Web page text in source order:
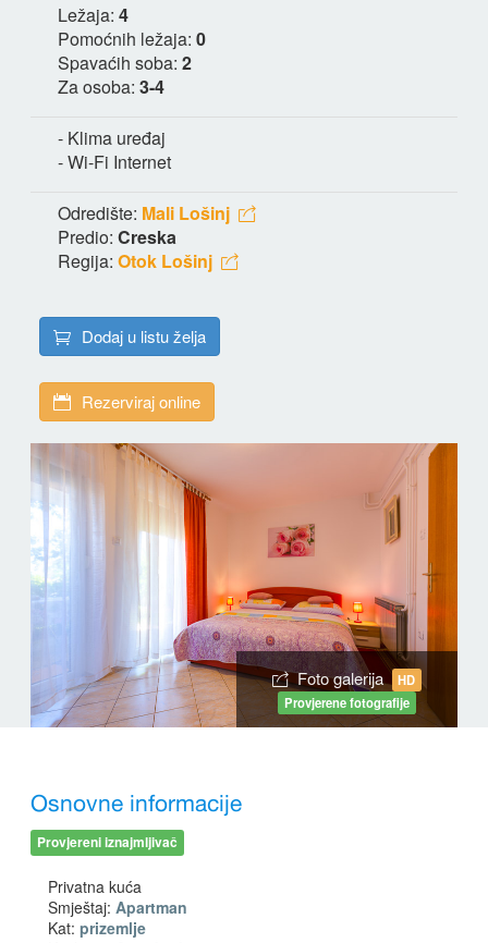
Ležaja: 4
Pomoćnih ležaja: 0
Spavaćih soba: 2
Za osoba: 3-4
- Klima uređaj
- Wi-Fi Internet
Odredište: Mali Lošinj
Predio: Creska
Regija: Otok Lošinj
Dodaj u listu želja
Rezerviraj online
Foto galerija HD
Provjerene fotografije
Osnovne informacije
Provjereni iznajmljivač
Privatna kuća
Smještaj: Apartman
Kat: prizemlje